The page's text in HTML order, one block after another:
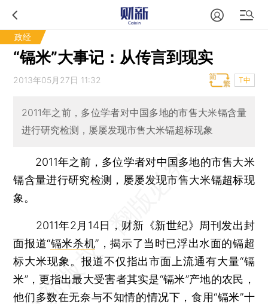
政经
“镉米”大事记：从传言到现实
2013年05月27日 11:32 T中
2011年之前，多位学者对中国多地的市售大米镉含量
进行研究检测，屡屡发现市售大米镉超标现象
2011年之前，多位学者对中国多地的市售大米
镉含量进行研究检测，屡屡发现市售大米镉超标现
象。
2011年2月14日，财新《新世纪》周刊发出封
面报道“镉米杀机”，揭示了当时已浮出水面的镉超
标大米现象。报道不仅指出市面上流通有大量“镉
米”，更指出最大受害者其实是“镉米”产地的农民，
他们多数在无奈与不知情的情况下，食用“镉米”十